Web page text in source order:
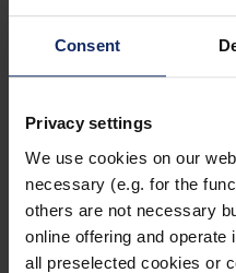
Consent
Privacy settings
We use cookies on our
necessary (e.g. for the
others are not necessary
online offering and operate
all preselected cookies or
Glasmalereien oder
Wasser versorgen möchte, sollte
Fenstern oder verglasten
nicht unbeabsichtigt in den Tod
Schon wenige Maßnahmen
einem unliebsamen